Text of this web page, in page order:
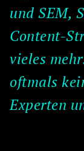
und SEM,
Content-
vieles
oftmals
Experten